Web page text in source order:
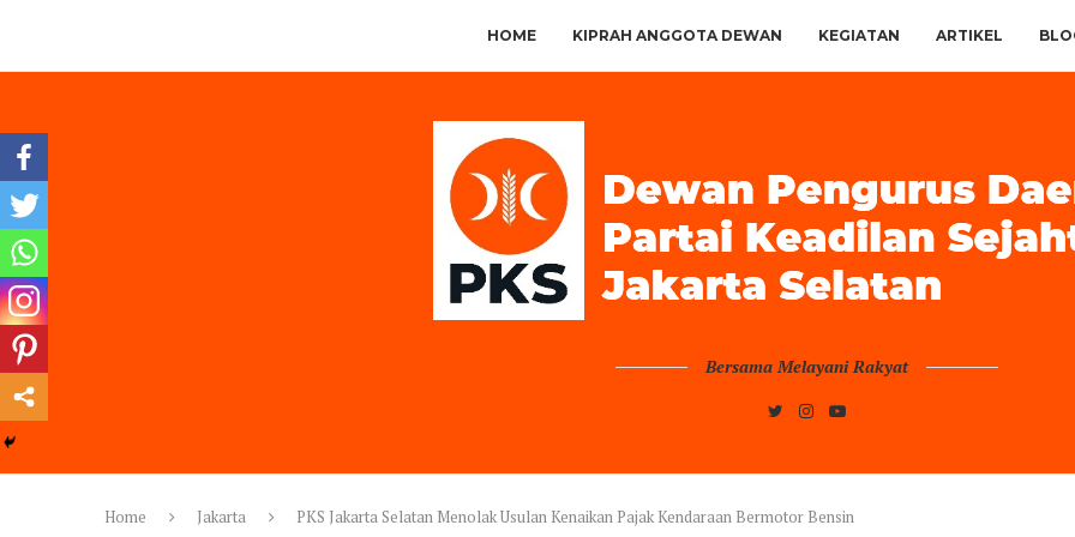
HOME KIPRAH ANGGOTA DEWAN KEGIATAN ARTIKEL
Bersama Melayani Rakyat
Home Jakarta PKS Jakarta Selatan Menolak Usulan Kenaikan Pajak Kendaraan Bermotor Bensin